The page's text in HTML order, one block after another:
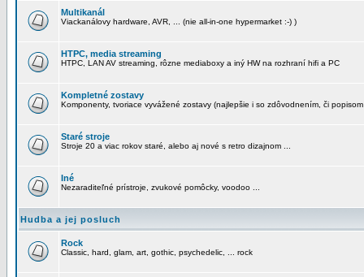
Multikanál
Viackanálovy hardware, AVR, ... (nie all-in-one hypermarket :-) )
HTPC, media streaming
HTPC, LAN AV streaming, rôzne mediaboxy a iný HW na rozhraní hifi a PC
Kompletné zostavy
Komponenty, tvoriace vyvážené zostavy (najlepšie i so zdôvodnením, či
Staré stroje
Stroje 20 a viac rokov staré, alebo aj nové s retro dizajnom ...
Iné
Nezaraditeľné prístroje, zvukové pomôcky, voodoo ...
Hudba a jej posluch
Rock
Classic, hard, glam, art, gothic, psychedelic, ... rock